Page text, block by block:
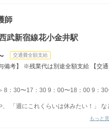
師
武新宿線花小金井駅
交通費全額支給
備考】 ※残業代は別途全額支給 【交
：30〜17：30 9：00〜18：00 9：30
、 「週にこれくらいは休みたい！」
もっと